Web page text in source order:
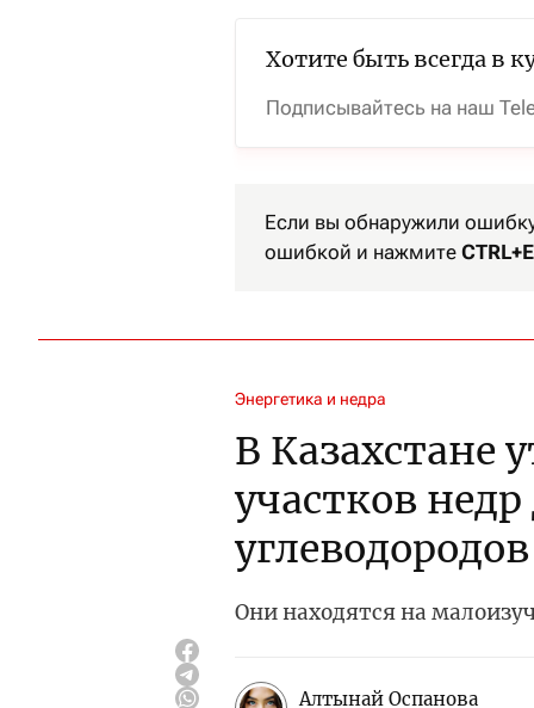
Хотите быть всегда в
Подписывайтесь на наш
Если вы обнаружили
ошибкой и нажмите
Энергетика и недра
В Казахстане
участков
углеводородов
Они находятся на
Алтынай Оспанова